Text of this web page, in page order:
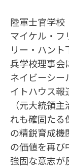
陸軍士官学校
マイケル・フ
リー・ハン
兵学校理事会
ネイビーシー
イトハウス報
（元大統領
れも確固たる
の精鋭育成機
の価値を再び
強固な意志が